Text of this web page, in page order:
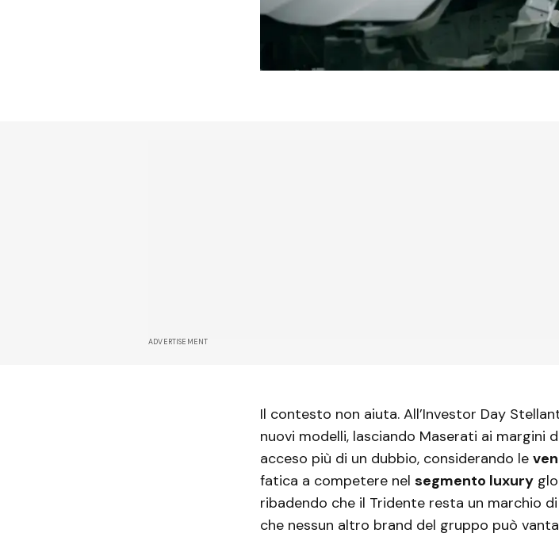
ADVERTISEMENT
Il contesto non aiuta. All’Investor Day
nuovi modelli, lasciando Maserati ai margini
acceso più di un dubbio, considerando le
fatica a competere nel segmento luxury
ribadendo che il Tridente resta un marchio
che nessun altro brand del gruppo può